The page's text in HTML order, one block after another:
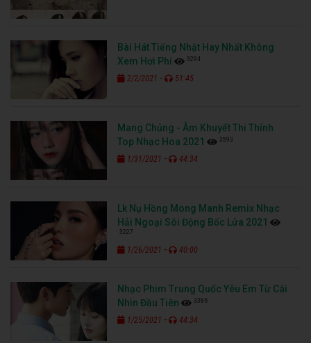
Bài Hát Tiếng Nhật Hay Nhất Không
Xem Hơi Phí
3294
2/2/2021 - 51:45
Mang Chủng - Âm Khuyết Thi Thính
Top Nhạc Hoa 2021
3593
1/31/2021 - 44:34
Lk Nụ Hồng Mong Manh Remix Nhạc
Hải Ngoại Sôi Động Bốc Lửa 2021
3227
1/26/2021 - 40:00
Nhạc Phim Trung Quốc Yêu Em Từ Cái
Nhìn Đầu Tiên
3386
1/25/2021 - 44:34